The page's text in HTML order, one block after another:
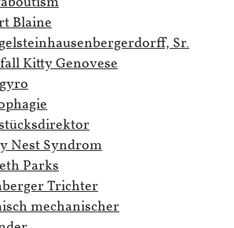
Blaine
Sr.
Kitty Genovese
Nest Syndrom
Parks
Trichter
mechanischer